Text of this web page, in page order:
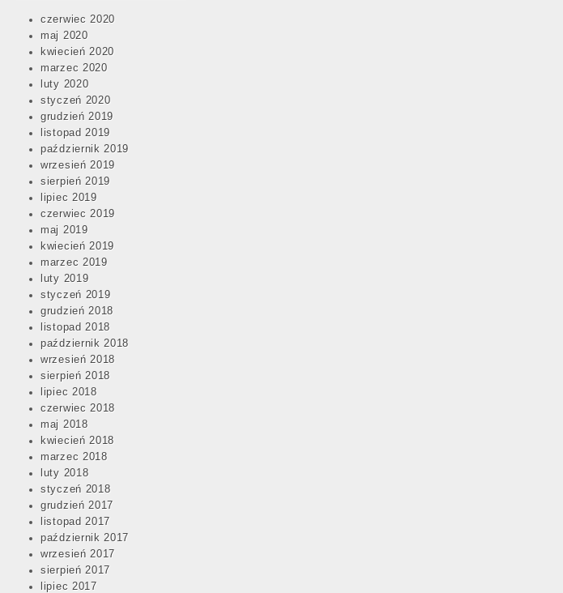
czerwiec 2020
maj 2020
kwiecień 2020
marzec 2020
luty 2020
styczeń 2020
grudzień 2019
listopad 2019
październik 2019
wrzesień 2019
sierpień 2019
lipiec 2019
czerwiec 2019
maj 2019
kwiecień 2019
marzec 2019
luty 2019
styczeń 2019
grudzień 2018
listopad 2018
październik 2018
wrzesień 2018
sierpień 2018
lipiec 2018
czerwiec 2018
maj 2018
kwiecień 2018
marzec 2018
luty 2018
styczeń 2018
grudzień 2017
listopad 2017
październik 2017
wrzesień 2017
sierpień 2017
lipiec 2017